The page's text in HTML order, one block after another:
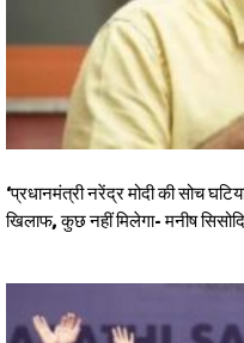
‘प्रधानमंत्री नरेंद्र मोदी की सोच
खिलाफ, कुछ नहीं मिलेगा- मनीष